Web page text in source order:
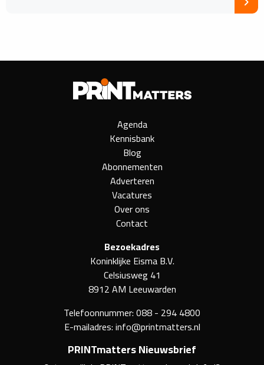
Agenda
Kennisbank
Blog
Abonnementen
Adverteren
Vacatures
Over ons
Contact
Bezoekadres
Koninklijke Eisma B.V.
Celsiusweg 41
8912 AM Leeuwarden
Telefoonnummer:088 - 294 4800
E-mailadres:info@printmatters.nl
PRINTmatters Nieuwsbrief